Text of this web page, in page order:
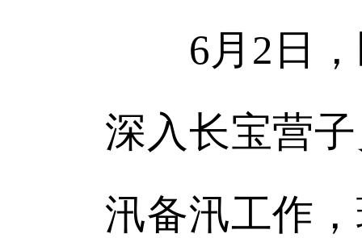
6月2日，
深入长宝营
汛备汛工作